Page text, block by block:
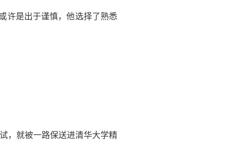
许是出于谨慎，他选择了熟悉
，就被一路保送进清华大学精